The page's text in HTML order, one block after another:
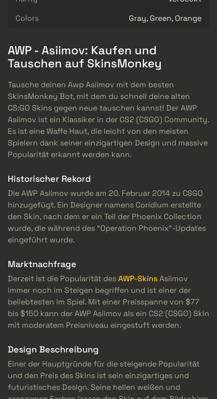
Colors
Gray, Green, Orange
AWP - Asiimov: Kaufen und
Tauschen auf SkinsMonkey
Tausche deinen Awp Asiimov mit dem besten
SkinsMonkey Bot, mit dem du schnell deine alten
CS:GO Skins gegen neue tauschen kannst! Der AWP
Asiimov ist ein Klassiker in der CS2 (CSGO) Community.
Es ist eine Waffe Haut, die leicht von den meisten
Spielern dank seiner einzigartigen Design und massive
Popularität erkannt werden kann.
Historischer Rekord
Die AWP Asiimov wurde am 20. Februar 2014 zu CSGO
hinzugefügt. Ein Designer namens Coridium erstellte
den Skin, nach dem er ein Teil der Phoenix Collection
wurde, die während des “Operation Phoenix”-Updates
eingeführt wurde.
Marktnachfrage
Derzeit ist die Popularität desAWP-SkinsAsiimov
immer noch im Steigen begriffen und ist einer der
beliebtesten im Spiel. Mit einer Preisspanne von $77
bis $150 kann der AWP Asiimov als ein CS2 (CSGO) Skin
mit moderatem Preisniveau eingestuft werden.
Design Beschreibung
Einer der Hauptgründe für die steigende Popularität
und den Preis des Skins ist sein einzigartiges und
futuristisches Design. Seine hellen weißen und